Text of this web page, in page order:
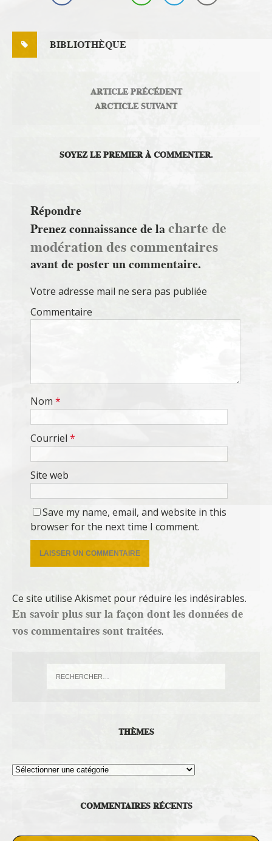
BIBLIOTHÈQUE
ARTICLE PRÉCÉDENT
ARCTICLE SUIVANT
SOYEZ LE PREMIER À COMMENTER.
Répondre
Prenez connaissance de lacharte de
modération des commentaires
avant de poster un commentaire.
Votre adresse mail ne sera pas publiée
Commentaire
Nom *
Courriel *
Site web
Save my name, email, and website in this
browser for the next time I comment.
Ce site utilise Akismet pour réduire les indésirables.
En savoir plus sur la façon dont les données de
vos commentaires sont traitées.
THÈMES
Thèmes
COMMENTAIRES RÉCENTS